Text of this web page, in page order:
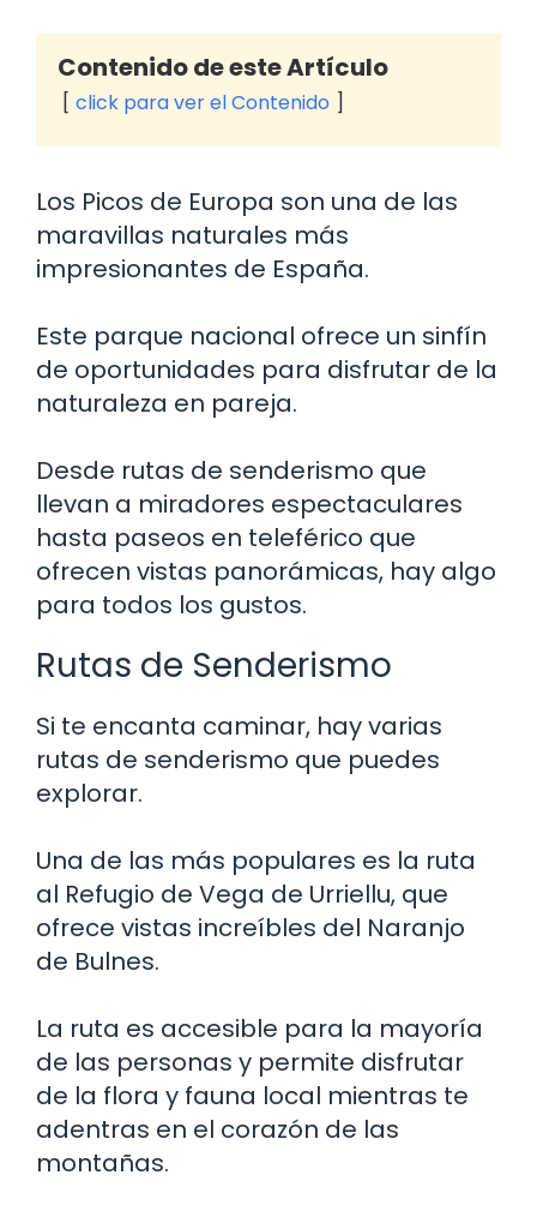
Contenido de este Artículo
click para ver el Contenido
Los Picos de Europa son una de las
maravillas naturales más
impresionantes de España.
Este parque nacional ofrece un sinfín
de oportunidades para disfrutar de la
naturaleza en pareja.
Desde rutas de senderismo que
llevan a miradores espectaculares
hasta paseos en teleférico que
ofrecen vistas panorámicas, hay algo
para todos los gustos.
Rutas de Senderismo
Si te encanta caminar, hay varias
rutas de senderismo que puedes
explorar.
Una de las más populares es la ruta
al Refugio de Vega de Urriellu, que
ofrece vistas increíbles del Naranjo
de Bulnes.
La ruta es accesible para la mayoría
de las personas y permite disfrutar
de la flora y fauna local mientras te
adentras en el corazón de las
montañas.